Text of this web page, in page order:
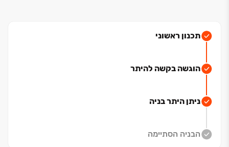
תכנון ראשוני
הוגשה בקשה להיתר
ניתן היתר בניה
הבניה הסתיימה